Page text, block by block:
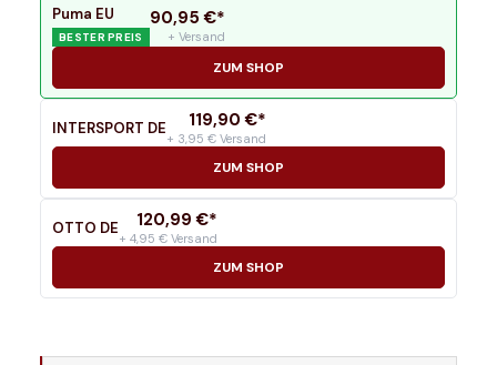
Puma EU
BESTER PREIS
90,95 €*
+ Versand
ZUM SHOP
INTERSPORT DE 119,90 €*
+ 3,95 € Versand
ZUM SHOP
OTTO DE 120,99 €*
+ 4,95 € Versand
ZUM SHOP